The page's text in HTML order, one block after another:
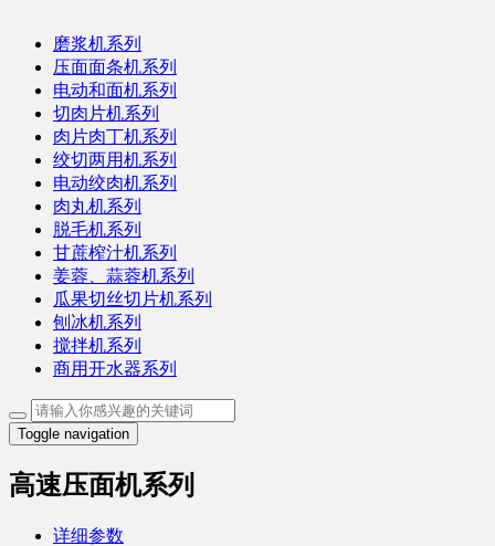
磨浆机系列
压面面条机系列
电动和面机系列
切肉片机系列
肉片肉丁机系列
绞切两用机系列
电动绞肉机系列
肉丸机系列
脱毛机系列
甘蔗榨汁机系列
姜蓉、蒜蓉机系列
瓜果切丝切片机系列
刨冰机系列
搅拌机系列
商用开水器系列
Toggle navigation
高速压面机系列
详细参数